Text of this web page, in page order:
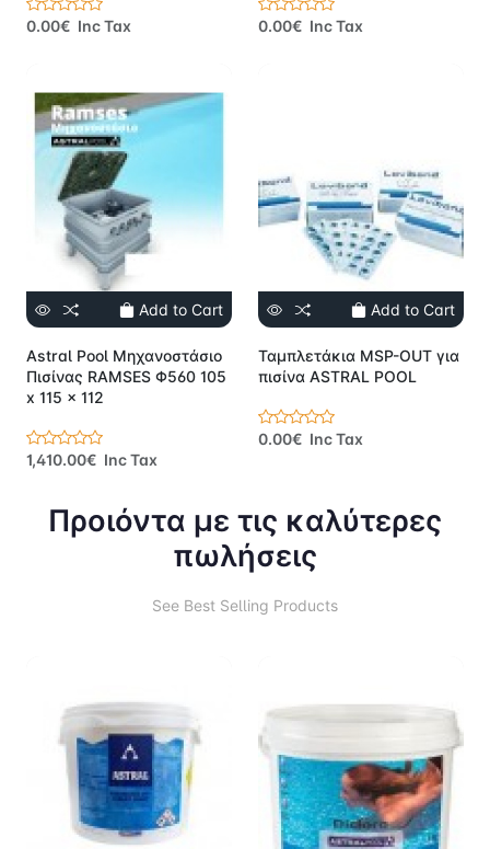
0.00€ Inc Tax 0.00€ Inc Tax
Add to Cart
Astral Pool Μηχανοστάσιο
Πισίνας RAMSES Φ560 105
x 115 x 112
1,410.00€ Inc Tax
Add to Cart
Ταμπλετάκια MSP-OUT για
πισίνα ASTRAL POOL
0.00€ Inc Tax
Προιόντα με τις καλύτερες
πωλήσεις
See Best Selling Products